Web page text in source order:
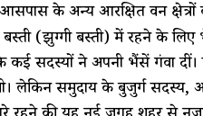
के अन्य आरक्षित वन
(झुग्गी बस्ती) में रहने के लिए
सदस्यों ने अपनी भैंसें गंवा दीं।
लेकिन समुदाय के बुजुर्ग सदस्य,